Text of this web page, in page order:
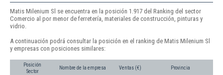
Matis Milenium Sl se encuentra en la posición 1.917 del Ranking del sector
Comercio al por menor de ferretería, materiales de construcción, pinturas y
vidrio.
A continuación podrá consultar la posición en el ranking de Matis Milenium Sl
y empresas con posiciones similares:
Posición
Sector
Nombre de la empresa Ventas (€) Provincia